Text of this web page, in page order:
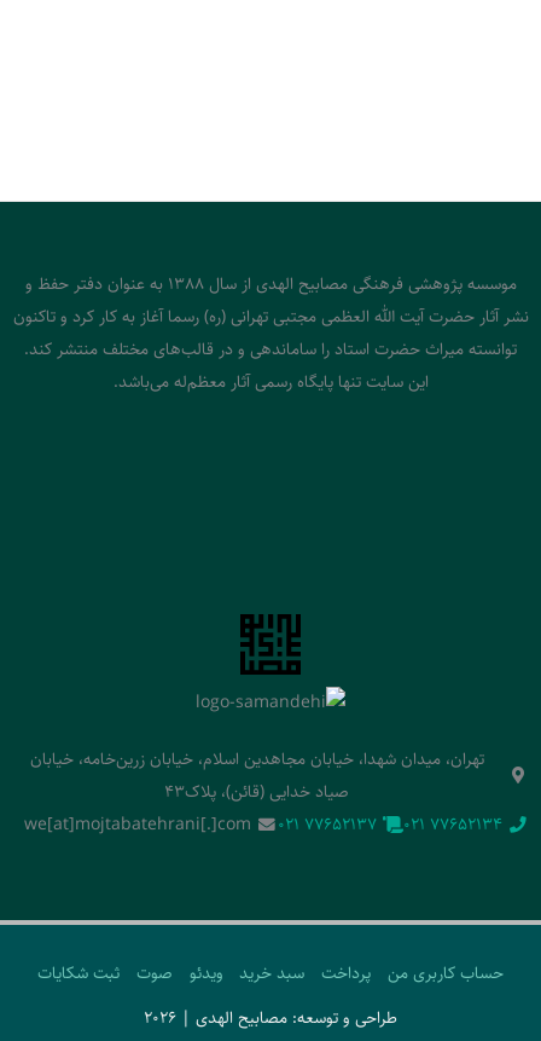
موسسه پژوهشی فرهنگی مصابیح الهدی از سال 1388 به عنوان دفتر حفظ و
نشر آثار حضرت آیت الله العظمی مجتبی تهرانی (ره) رسما آغاز به کار کرد و تاکنون
توانسته میراث حضرت استاد را ساماندهی و در قالب‌های مختلف منتشر کند.
این سایت تنها پایگاه رسمی آثار معظم‌له می‌باشد.
تهران، میدان شهدا، خیابان مجاهدین اسلام، خیابان زرین‌خامه، خیابان
صیاد خدایی (قائن)، پلاک43
‭021 77652134‬
‭021 77652137‬
we[at]mojtabatehrani[.]com
حساب کاربری من پرداخت سبد خرید ویدئو صوت
ثبت شکایات
طراحی و توسعه: مصابیح الهدی | 2026